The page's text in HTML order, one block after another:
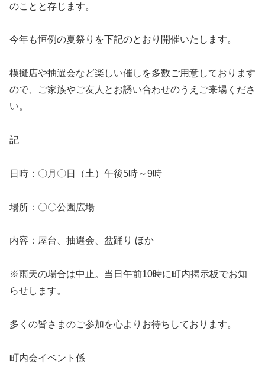
のことと存じます。
今年も恒例の夏祭りを下記のとおり開催いたします。
模擬店や抽選会など楽しい催しを多数ご用意しております
ので、ご家族やご友人とお誘い合わせのうえご来場くださ
い。
記
日時：〇月〇日（土）午後5時～9時
場所：〇〇公園広場
内容：屋台、抽選会、盆踊り ほか
※雨天の場合は中止。当日午前10時に町内掲示板でお知
らせします。
多くの皆さまのご参加を心よりお待ちしております。
町内会イベント係